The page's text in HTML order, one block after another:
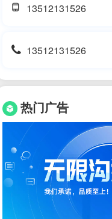
13512131526
13512131526
热门广告